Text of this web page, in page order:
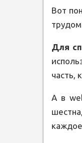
Вот
Для
часть,
А в